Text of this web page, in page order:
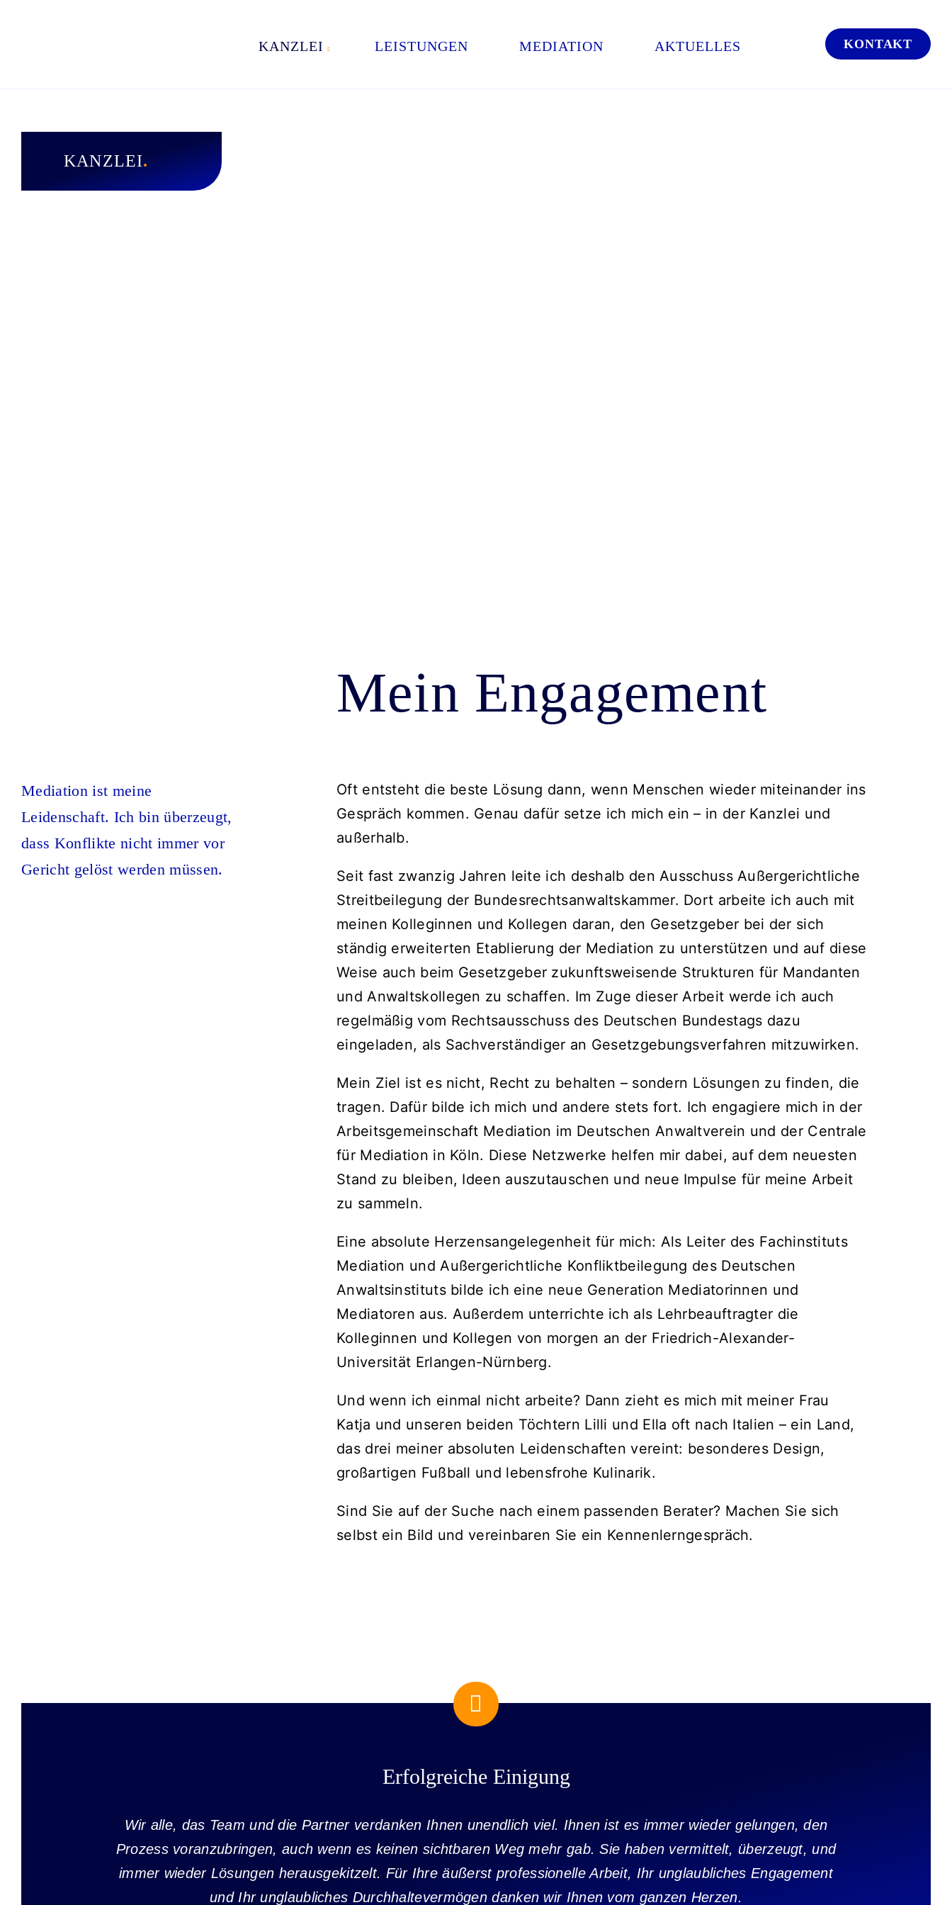
KANZLEI LEISTUNGEN MEDIATION AKTUELLES KONTAKT
KANZLEI.
Mein Engagement
Mediation ist meine
Leidenschaft. Ich bin überzeugt,
dass Konflikte nicht immer vor
Gericht gelöst werden müssen.
Oft entsteht die beste Lösung dann, wenn Menschen wieder miteinander ins
Gespräch kommen. Genau dafür setze ich mich ein – in der Kanzlei und
außerhalb.
Seit fast zwanzig Jahren leite ich deshalb den Ausschuss Außergerichtliche
Streitbeilegung der Bundesrechtsanwaltskammer. Dort arbeite ich auch mit
meinen Kolleginnen und Kollegen daran, den Gesetzgeber bei der sich
ständig erweiterten Etablierung der Mediation zu unterstützen und auf diese
Weise auch beim Gesetzgeber zukunftsweisende Strukturen für Mandanten
und Anwaltskollegen zu schaffen. Im Zuge dieser Arbeit werde ich auch
regelmäßig vom Rechtsausschuss des Deutschen Bundestags dazu
eingeladen, als Sachverständiger an Gesetzgebungs­verfahren mitzuwirken.
Mein Ziel ist es nicht, Recht zu behalten – sondern Lösungen zu finden, die
tragen. Dafür bilde ich mich und andere stets fort. Ich engagiere mich in der
Arbeits­gemeinschaft Mediation im Deutschen Anwaltverein und der Centrale
für Mediation in Köln. Diese Netzwerke helfen mir dabei, auf dem neuesten
Stand zu bleiben, Ideen auszutauschen und neue Impulse für meine Arbeit
zu sammeln.
Eine absolute Herzens­angelegenheit für mich: Als Leiter des Fachinstituts
Mediation und Außergerichtliche Konflikt­beilegung des Deutschen
Anwaltsinstituts bilde ich eine neue Generation Mediatorinnen und
Mediatoren aus. Außerdem unterrichte ich als Lehr­beauftragter die
Kolleginnen und Kollegen von morgen an der Friedrich-Alexander-
Universität Erlangen-Nürnberg.
Und wenn ich einmal nicht arbeite? Dann zieht es mich mit meiner Frau
Katja und unseren beiden Töchtern Lilli und Ella oft nach Italien – ein Land,
das drei meiner absoluten Leidenschaften vereint: besonderes Design,
großartigen Fußball und lebensfrohe Kulinarik.
Sind Sie auf der Suche nach einem passenden Berater? Machen Sie sich
selbst ein Bild und vereinbaren Sie ein Kennenlerngespräch.
Erfolgreiche Einigung
Wir alle, das Team und die Partner verdanken Ihnen unendlich viel. Ihnen ist es immer wieder gelungen, den
Prozess voranzubringen, auch wenn es keinen sichtbaren Weg mehr gab. Sie haben vermittelt, überzeugt, und
immer wieder Lösungen herausgekitzelt. Für Ihre äußerst professionelle Arbeit, Ihr unglaubliches Engagement
und Ihr unglaubliches Durchhaltevermögen danken wir Ihnen vom ganzen Herzen.